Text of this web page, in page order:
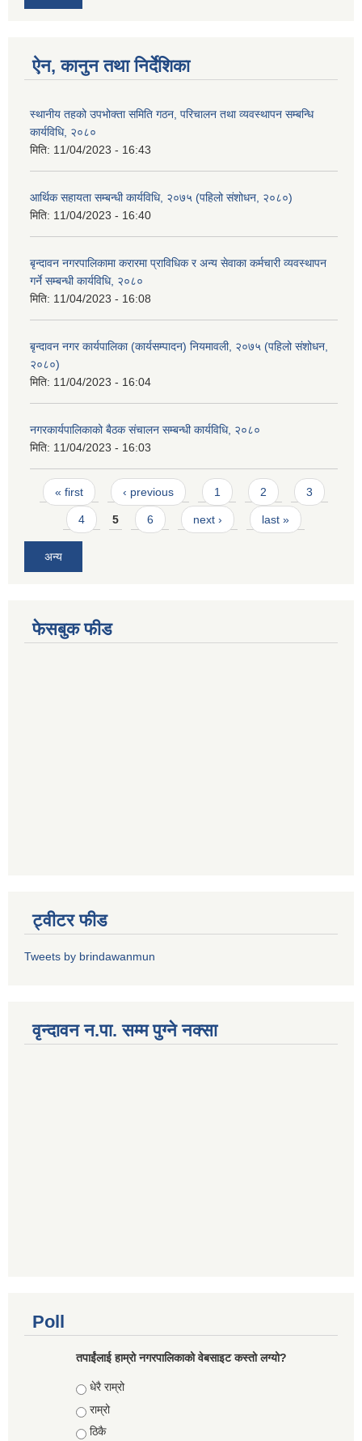
ऐन, कानुन तथा निर्देशिका
स्थानीय तहको उपभोक्ता समिति गठन, परिचालन तथा व्यवस्थापन सम्बन्धि
कार्यविधि, २०८०
मिति: 11/04/2023 - 16:43
आर्थिक सहायता सम्बन्धी कार्यविधि, २०७५ (पहिलो संशोधन, २०८०)
मिति: 11/04/2023 - 16:40
बृन्दावन नगरपालिकामा करारमा प्राविधिक र अन्य सेवाका कर्मचारी व्यवस्थापन
गर्ने सम्बन्धी कार्यविधि, २०८०
मिति: 11/04/2023 - 16:08
बृन्दावन नगर कार्यपालिका (कार्यसम्पादन) नियमावली, २०७५ (पहिलो संशोधन,
२०८०)
मिति: 11/04/2023 - 16:04
नगरकार्यपालिकाको बैठक संचालन सम्बन्धी कार्यविधि, २०८०
मिति: 11/04/2023 - 16:03
Pages
« first ‹ previous 1 2 3
4 5 6 next › last »
अन्य
फेसबुक फीड
ट्वीटर फीड
Tweets by brindawanmun
वृन्दावन न.पा. सम्म पुग्ने नक्सा
Poll
तपाईंलाई हाम्रो नगरपालिकाको वेबसाइट कस्तो लग्यो?
Choices
धेरै राम्रो
राम्रो
ठिकै